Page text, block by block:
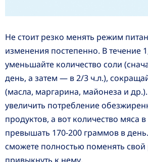
Не стоит резко менять режим
изменения постепенно. В течение
уменьшайте количество соли
день, а затем — в 2/3 ч.л.),
(масла, маргарина, майонеза и
увеличить потребление
продуктов, а вот количество мяса
превышать 170-200 граммов в
сможете полностью поменять
привыкнуть к нему.